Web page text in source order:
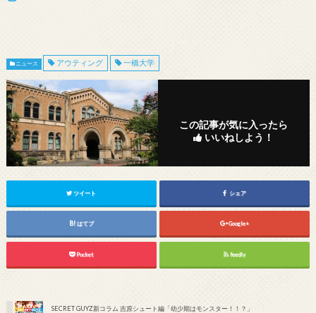
ニュース アウティング 一橋大学
この記事が気に入ったら
いいねしよう！
ツイート シェア
はてブ Google+
Pocket feedly
SECRET GUYZ新コラム 吉原シュート編「幼少期はモンスター！！？」